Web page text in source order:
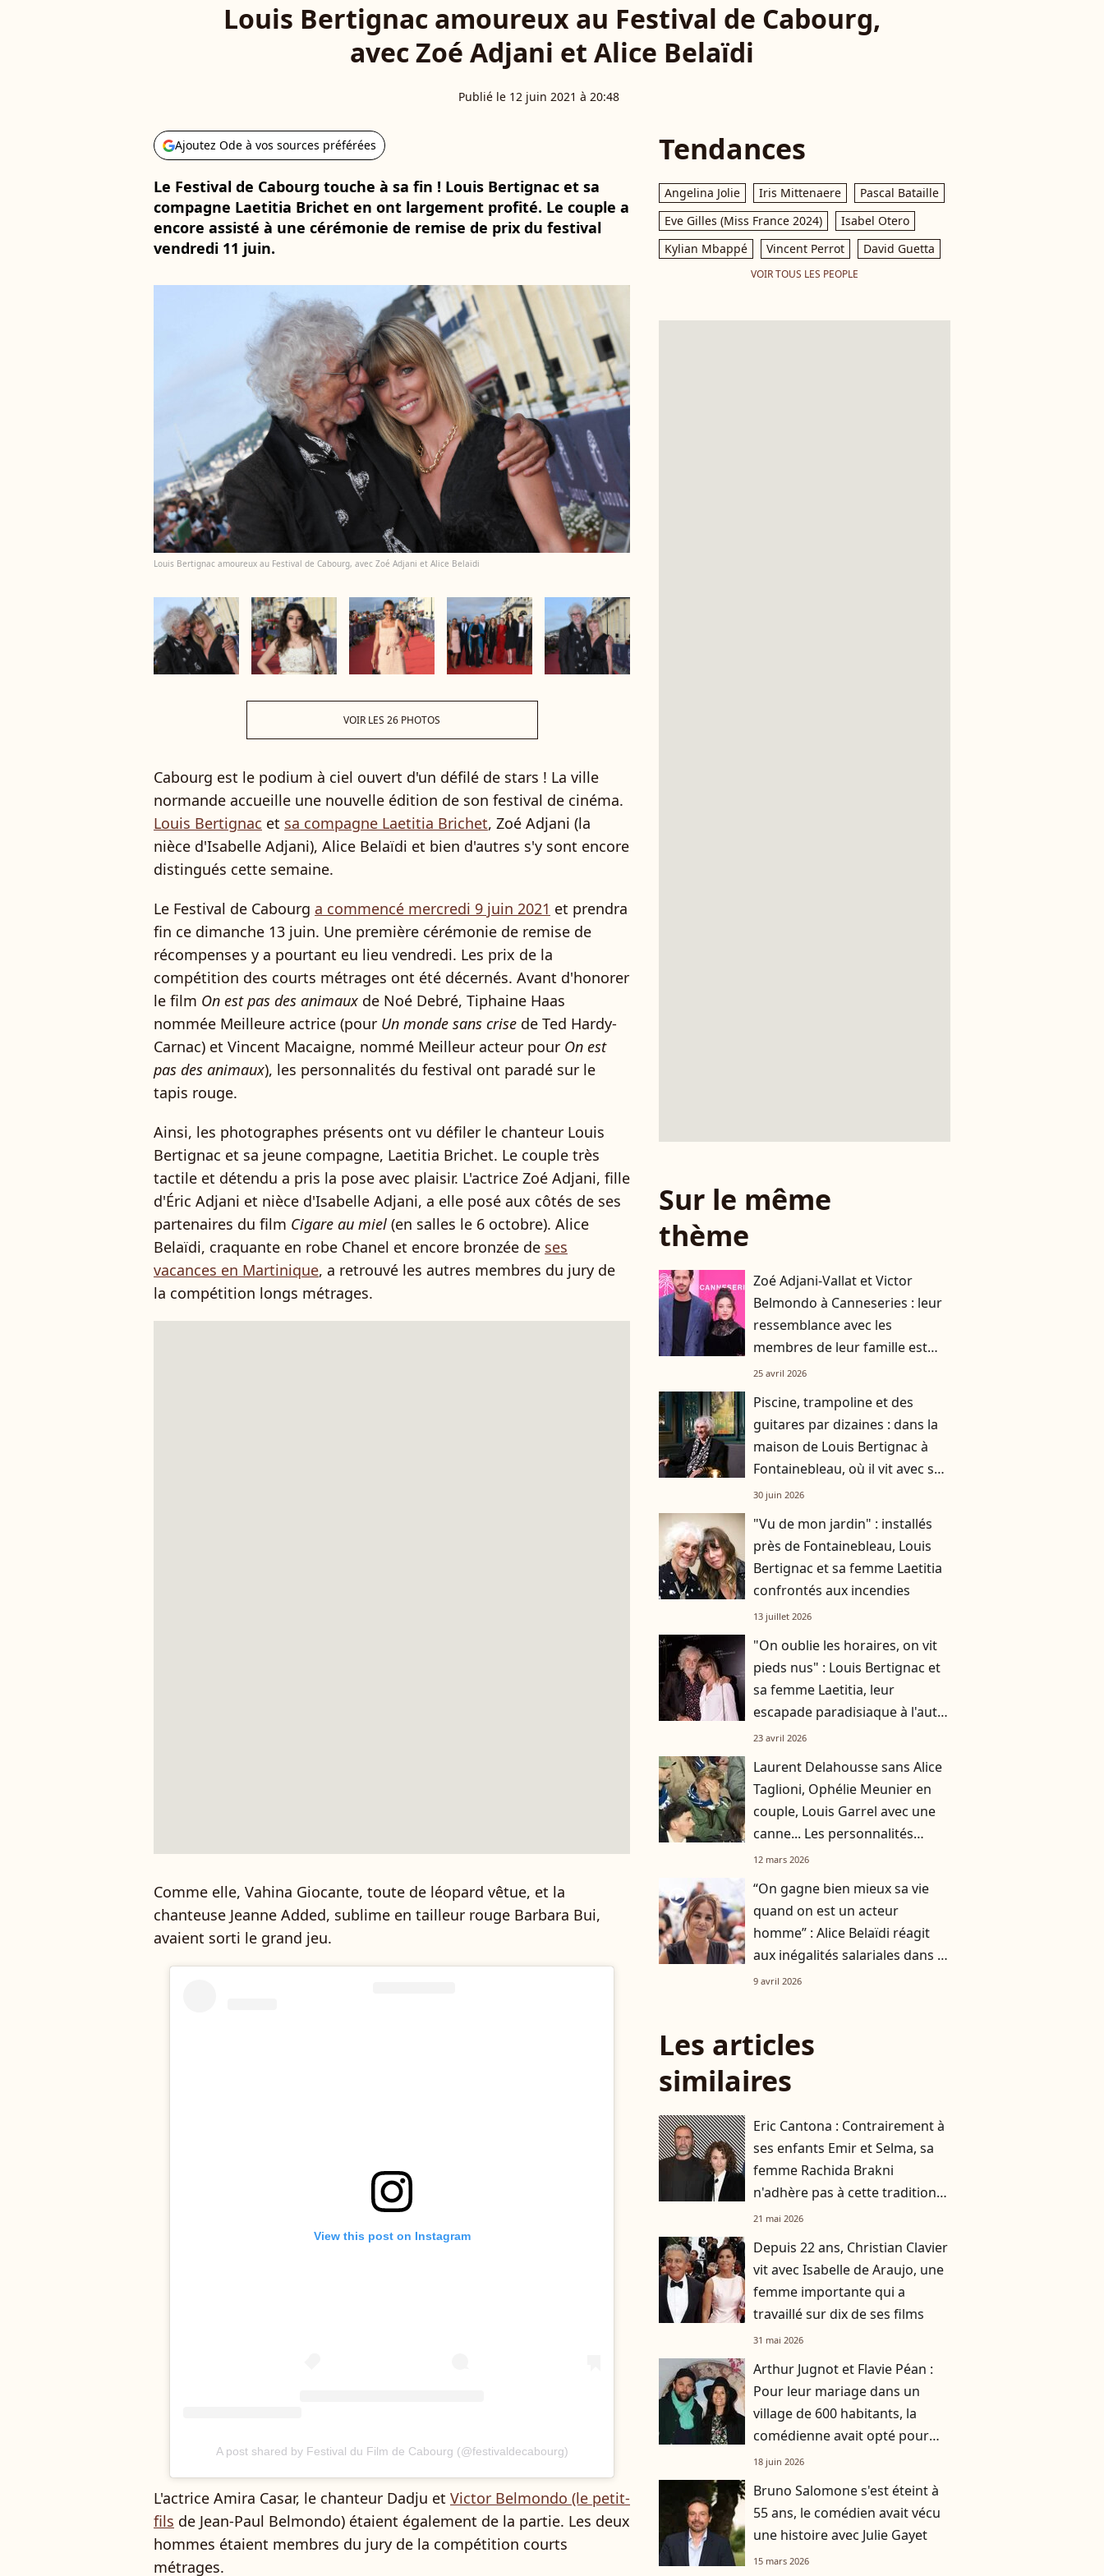
Louis Bertignac amoureux au Festival de Cabourg,
avec Zoé Adjani et Alice Belaïdi
Publié le 12 juin 2021 à 20:48
Ajoutez Ode à vos sources préférées
Le Festival de Cabourg touche à sa fin ! Louis Bertignac et sa
compagne Laetitia Brichet en ont largement profité. Le couple a
encore assisté à une cérémonie de remise de prix du festival
vendredi 11 juin.
Louis Bertignac amoureux au Festival de Cabourg, avec Zoé Adjani et Alice Belaïdi
VOIR LES 26 PHOTOS
Cabourg est le podium à ciel ouvert d'un défilé de stars ! La ville
normande accueille une nouvelle édition de son festival de cinéma.
Louis Bertignac et sa compagne Laetitia Brichet, Zoé Adjani (la
nièce d'Isabelle Adjani), Alice Belaïdi et bien d'autres s'y sont encore
distingués cette semaine.
Le Festival de Cabourg a commencé mercredi 9 juin 2021 et prendra
fin ce dimanche 13 juin. Une première cérémonie de remise de
récompenses y a pourtant eu lieu vendredi. Les prix de la
compétition des courts métrages ont été décernés. Avant d'honorer
le film On est pas des animaux de Noé Debré, Tiphaine Haas
nommée Meilleure actrice (pour Un monde sans crise de Ted Hardy-
Carnac) et Vincent Macaigne, nommé Meilleur acteur pour On est
pas des animaux), les personnalités du festival ont paradé sur le
tapis rouge.
Ainsi, les photographes présents ont vu défiler le chanteur Louis
Bertignac et sa jeune compagne, Laetitia Brichet. Le couple très
tactile et détendu a pris la pose avec plaisir. L'actrice Zoé Adjani, fille
d'Éric Adjani et nièce d'Isabelle Adjani, a elle posé aux côtés de ses
partenaires du film Cigare au miel (en salles le 6 octobre). Alice
Belaïdi, craquante en robe Chanel et encore bronzée de ses
vacances en Martinique, a retrouvé les autres membres du jury de
la compétition longs métrages.
Comme elle, Vahina Giocante, toute de léopard vêtue, et la
chanteuse Jeanne Added, sublime en tailleur rouge Barbara Bui,
avaient sorti le grand jeu.
View this post on Instagram
A post shared by Festival du Film de Cabourg (@festivaldecabourg)
L'actrice Amira Casar, le chanteur Dadju et Victor Belmondo (le petit-
fils de Jean-Paul Belmondo) étaient également de la partie. Les deux
hommes étaient membres du jury de la compétition courts
métrages.
Tendances
Angelina Jolie Iris Mittenaere
Pascal Bataille
Eve Gilles (Miss France 2024)
Isabel Otero
Kylian Mbappé
Vincent Perrot David Guetta
VOIR TOUS LES PEOPLE
Sur le même
thème
Zoé Adjani-Vallat et Victor
Belmondo à Canneseries : leur
ressemblance avec les
membres de leur famille est
indéniable
25 avril 2026
Piscine, trampoline et des
guitares par dizaines : dans la
maison de Louis Bertignac à
Fontainebleau, où il vit avec sa
femme Laetitia et leur fils
30 juin 2026
"Vu de mon jardin" : installés
près de Fontainebleau, Louis
Bertignac et sa femme Laetitia
confrontés aux incendies
13 juillet 2026
"On oublie les horaires, on vit
pieds nus" : Louis Bertignac et
sa femme Laetitia, leur
escapade paradisiaque à l'autre
bout du monde
23 avril 2026
Laurent Delahousse sans Alice
Taglioni, Ophélie Meunier en
couple, Louis Garrel avec une
canne... Les personnalités
étaient nombreuses au match
12 mars 2026
player2
“On gagne bien mieux sa vie
quand on est un acteur
homme” : Alice Belaïdi réagit
aux inégalités salariales dans le
cinéma
9 avril 2026
Les articles
similaires
Eric Cantona : Contrairement à
ses enfants Emir et Selma, sa
femme Rachida Brakni
n'adhère pas à cette tradition
familiale, "je tente de lui faire
21 mai 2026
Depuis 22 ans, Christian Clavier
vit avec Isabelle de Araujo, une
femme importante qui a
travaillé sur dix de ses films
31 mai 2026
Arthur Jugnot et Flavie Péan :
Pour leur mariage dans un
village de 600 habitants, la
comédienne avait opté pour
une robe originale d'une
18 juin 2026
Bruno Salomone s'est éteint à
55 ans, le comédien avait vécu
une histoire avec Julie Gayet
15 mars 2026